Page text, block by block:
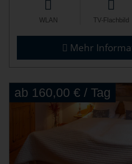
WLAN TV-Flachbild
Mehr
ab 160,00 € / Tag